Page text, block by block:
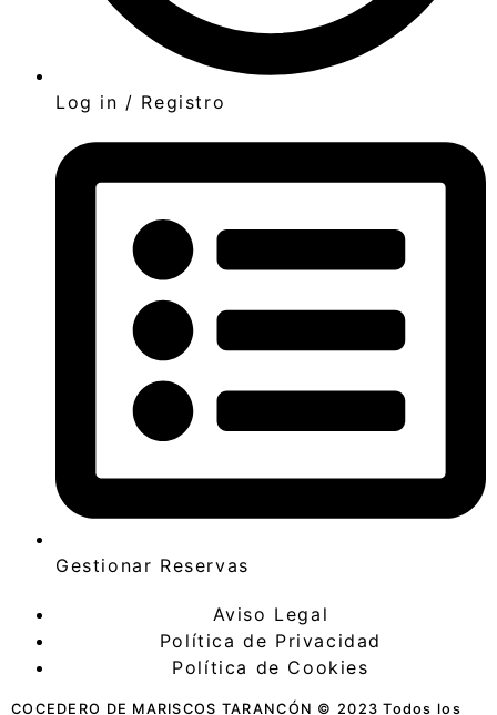
Log in / Registro
Gestionar Reservas
Aviso Legal
Política de Privacidad
Política de Cookies
COCEDERO DE MARISCOS TARANCÓN © 2023 Todos los